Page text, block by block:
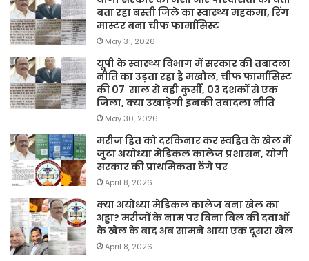
बता रहा बस्ती जिले का स्वास्थ्य महकमा, रिंग
मास्टर बना चीफ फार्मासिस्ट
May 31, 2026
यूपी के स्वास्थ्य विभाग में सरकार की तबादला
नीति का उड़ता रहा है मखौल, चीफ फार्मासिस्ट
की 07 साल से वही कुर्सी, 03 दशकों से एक
जिला, क्या उखाड़ेगी इनकी तबादला नीति
May 30, 2026
मरीज हित को दरकिनार कर स्वहित के खेल में
जुटा अयोध्या मेडिकल कालेज प्रशासन, योगी
सरकार की प्राथमिकता ठेंगे पर
April 8, 2026
क्या अयोध्या मेडिकल कालेज बना खेल का
अड्डा? मरीजों के नाम पर बिना बिल की दवाओं
के खेल के बाद अब सामने आया एक दूसरा खेल
April 8, 2026